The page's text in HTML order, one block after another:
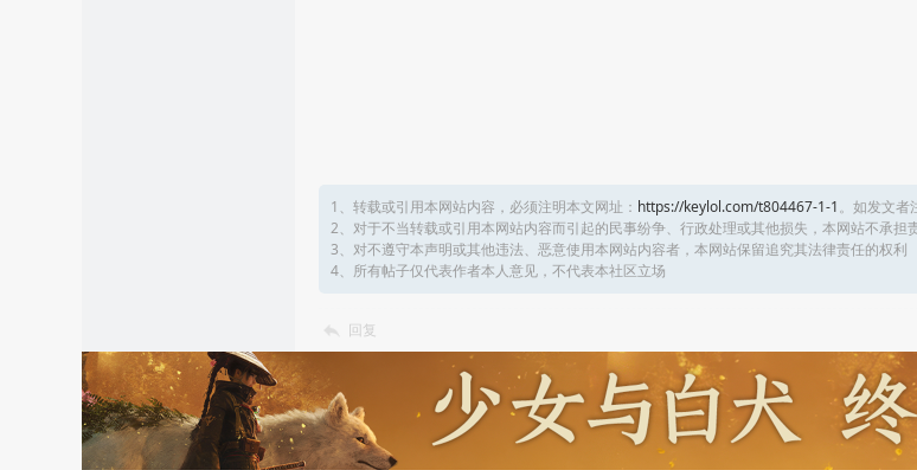
1、转载或引用本网站内容，必须注明本文网址： https://keylol.com/t804467-1-1。如发文者
2、对于不当转载或引用本网站内容而引起的民事纷争、行政处理或其他损失，本网站不承担
3、对不遵守本声明或其他违法、恶意使用本网站内容者，本网站保留追究其法律责任的权利
4、所有帖子仅代表作者本人意见，不代表本社区立场
回复